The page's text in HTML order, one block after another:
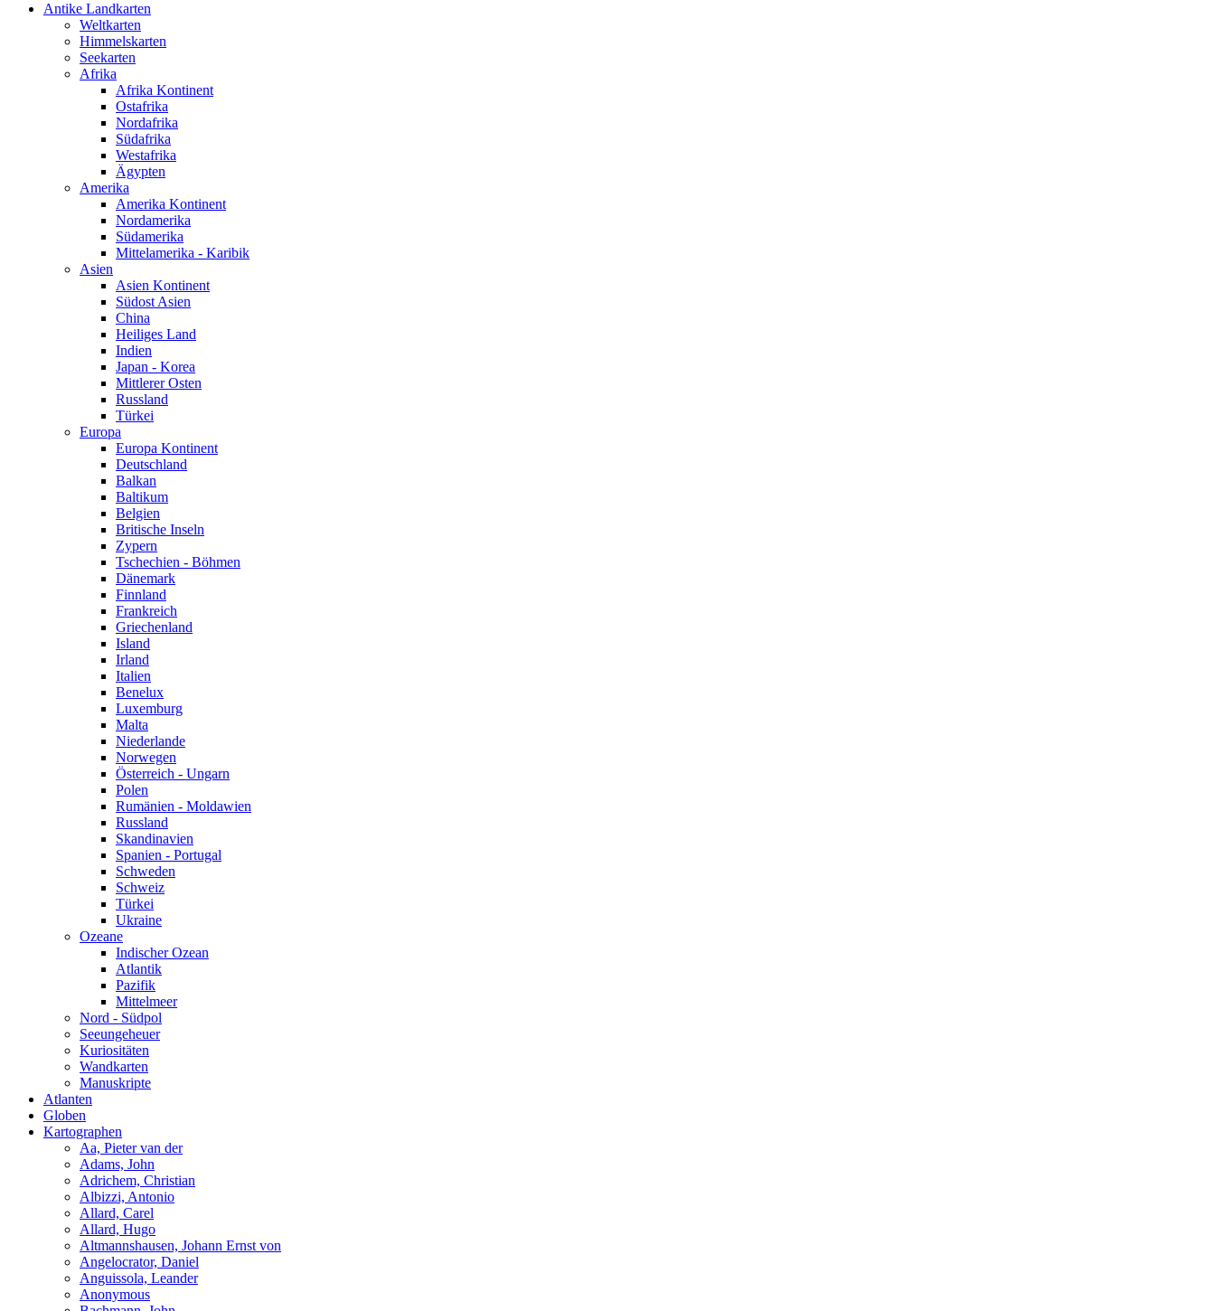
Antike Landkarten
Weltkarten
Himmelskarten
Seekarten
Afrika
Afrika Kontinent
Ostafrika
Nordafrika
Südafrika
Westafrika
Ägypten
Amerika
Amerika Kontinent
Nordamerika
Südamerika
Mittelamerika - Karibik
Asien
Asien Kontinent
Südost Asien
China
Heiliges Land
Indien
Japan - Korea
Mittlerer Osten
Russland
Türkei
Europa
Europa Kontinent
Deutschland
Balkan
Baltikum
Belgien
Britische Inseln
Zypern
Tschechien - Böhmen
Dänemark
Finnland
Frankreich
Griechenland
Island
Irland
Italien
Benelux
Luxemburg
Malta
Niederlande
Norwegen
Österreich - Ungarn
Polen
Rumänien - Moldawien
Russland
Skandinavien
Spanien - Portugal
Schweden
Schweiz
Türkei
Ukraine
Ozeane
Indischer Ozean
Atlantik
Pazifik
Mittelmeer
Nord - Südpol
Seeungeheuer
Kuriositäten
Wandkarten
Manuskripte
Atlanten
Globen
Kartographen
Aa, Pieter van der
Adams, John
Adrichem, Christian
Albizzi, Antonio
Allard, Carel
Allard, Hugo
Altmannshausen, Johann Ernst von
Angelocrator, Daniel
Anguissola, Leander
Anonymous